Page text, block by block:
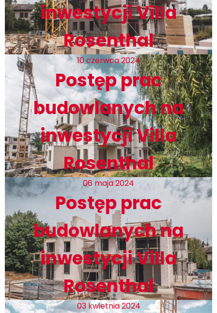
inwestycji Villa
Rosenthal
10 czerwca 2024
Postęp prac
budowlanych na
inwestycji Villa
Rosenthal
06 maja 2024
Postęp prac
budowlanych na
inwestycji Villa
Rosenthal
03 kwietnia 2024